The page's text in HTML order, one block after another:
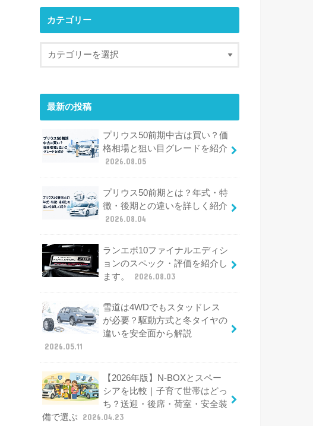
カテゴリー
最新の投稿
プリウス50前期中古は買い？価
格相場と狙い目グレードを紹介
2026.08.05
プリウス50前期とは？年式・特
徴・後期との違いを詳しく紹介
2026.08.04
ランエボ10ファイナルエディシ
ョンのスペック・評価を紹介し
ます。
2026.08.03
雪道は4WDでもスタッドレス
が必要？駆動方式と冬タイヤの
違いを安全面から解説
2026.05.11
【2026年版】N-BOXとスペー
シアを比較｜子育て世帯はどっ
ち？送迎・後席・荷室・安全装
備で選ぶ
2026.04.23